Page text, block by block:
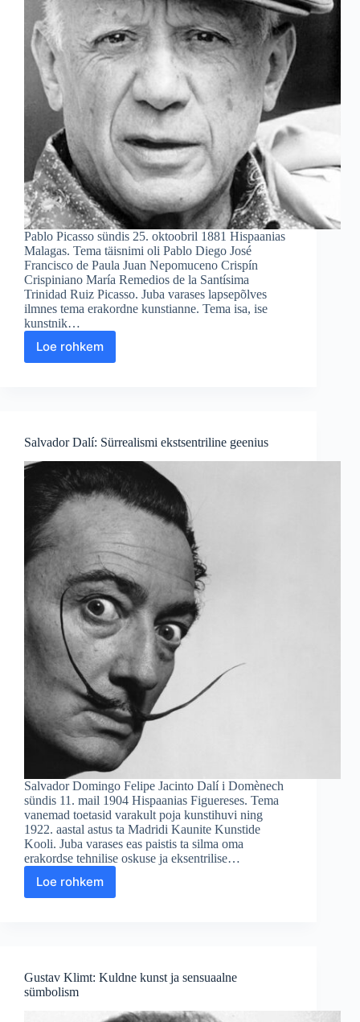
Pablo Picasso sündis 25. oktoobril 1881 Hispaanias
Malagas. Tema täisnimi oli Pablo Diego José
Francisco de Paula Juan Nepomuceno Crispín
Crispiniano María Remedios de la Santísima
Trinidad Ruiz Picasso. Juba varases lapsepõlves
ilmnes tema erakordne kunstianne. Tema isa, ise
kunstnik…
Loe rohkem
Pablo
Picasso:
Salvador Dalí: Sürrealismi ekstsentriline geenius
Salvador Domingo Felipe Jacinto Dalí i Domènech
sündis 11. mail 1904 Hispaanias Figuereses. Tema
vanemad toetasid varakult poja kunstihuvi ning
1922. aastal astus ta Madridi Kaunite Kunstide
Kooli. Juba varases eas paistis ta silma oma
erakordse tehnilise oskuse ja eksentrilise…
Loe rohkem
Salvador
Dalí:
Gustav Klimt: Kuldne kunst ja sensuaalne
sümbolism